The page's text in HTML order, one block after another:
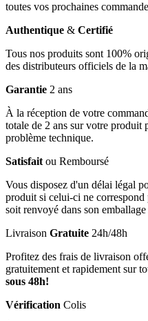
toutes vos prochaines
Authentique & Certifié
Tous nos produits sont 100%
des distributeurs officiels de la
Garantie 2 ans
À la réception de votre
totale de 2 ans sur votre produit
problème technique.
Satisfait ou Remboursé
Vous disposez d'un délai légal
produit si celui-ci ne correspond
soit renvoyé dans son
Livraison Gratuite 24h/48h
Profitez des frais de livraison
gratuitement et rapidement sur
sous 48h!
Vérification Colis